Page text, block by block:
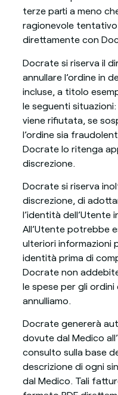
terze parti a meno
ragionevole
direttamente con
Docrate si riserva il
annullare l’ordine in
incluse, a titolo
le seguenti
viene rifiutata, se
l’ordine sia
Docrate lo ritenga
discrezione.
Docrate si riserva
discrezione, di
l’identità dell’Utente
All’Utente potrebbe
ulteriori informazioni
identità prima di
Docrate non
le spese per gli
annulliamo.
Docrate genererà
dovute dal Medico
consulto sulla base
descrizione di ogni
dal Medico. Tali